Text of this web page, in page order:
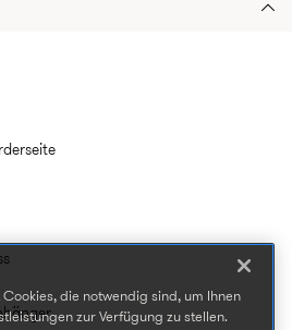
die notwendig sind, um Ihnen
zur Verfügung zu stellen.